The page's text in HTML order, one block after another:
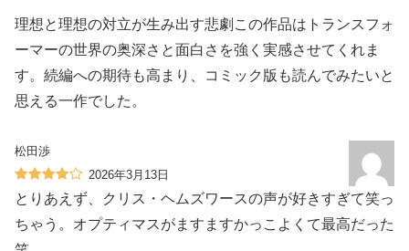
理想と理想の対立が生み出す悲劇この作品はトランスフォ
ーマーの世界の奥深さと面白さを強く実感させてくれま
す。続編への期待も高まり、コミック版も読んでみたいと
思える一作でした。
松田渉
2026年3月13日
とりあえず、クリス・ヘムズワースの声が好きすぎて笑っ
ちゃう。オプティマスがますますかっこよくて最高だった